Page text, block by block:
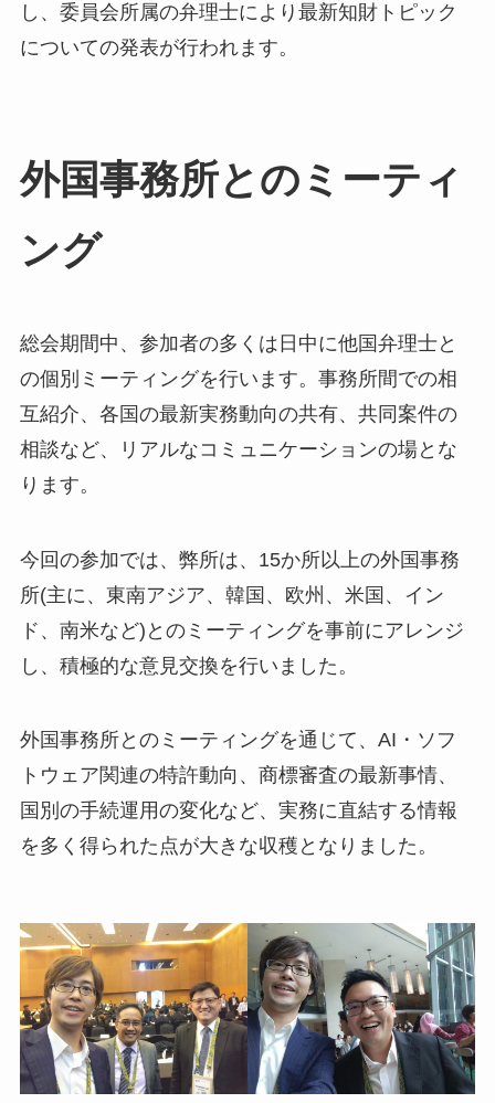
し、委員会所属の弁理士により最新知財トピック
についての発表が行われます。
外国事務所とのミーティ
ング
総会期間中、参加者の多くは日中に他国弁理士と
の個別ミーティングを行います。事務所間での相
互紹介、各国の最新実務動向の共有、共同案件の
相談など、リアルなコミュニケーションの場とな
ります。
今回の参加では、弊所は、15か所以上の外国事務
所(主に、東南アジア、韓国、欧州、米国、イン
ド、南米など)とのミーティングを事前にアレンジ
し、積極的な意見交換を行いました。
外国事務所とのミーティングを通じて、AI・ソフ
トウェア関連の特許動向、商標審査の最新事情、
国別の手続運用の変化など、実務に直結する情報
を多く得られた点が大きな収穫となりました。